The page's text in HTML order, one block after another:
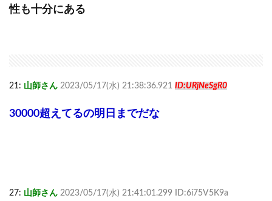
性も十分にある
21: 山師さん 2023/05/17(水) 21:38:36.921 ID:URjNeSgR0
30000超えてるの明日までだな
27: 山師さん 2023/05/17(水) 21:41:01.299 ID:6i75V5K9a